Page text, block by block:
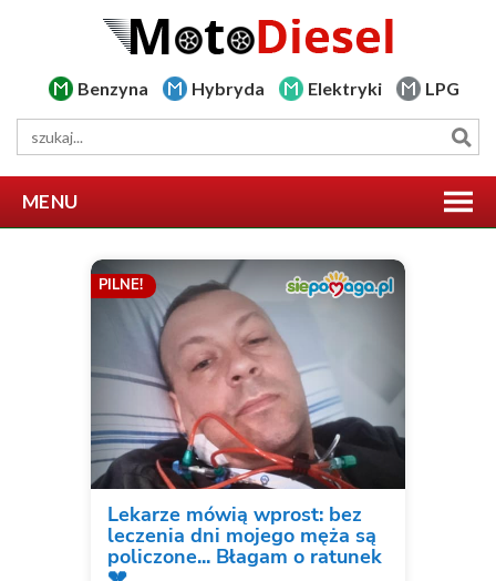
Benzyna Hybryda Elektryki LPG
MENU